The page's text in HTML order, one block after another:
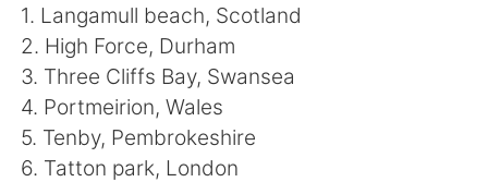
English 简体中文
繁體中文 Español
العربية Français
1. Langamull beach, Scotland
2. High Force, Durham
3. Three Cliffs Bay, Swansea
4. Portmeirion, Wales
5. Tenby, Pembrokeshire
6. Tatton park, London